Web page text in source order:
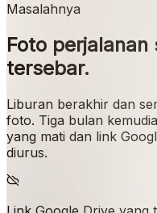
Masalahnya
Foto
tersebar.
Liburan berakhir dan
foto. Tiga bulan
yang mati dan link
diurus.